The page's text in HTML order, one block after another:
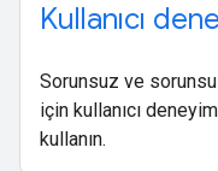
Kullanıcı
Sorunsuz ve
için kullanıcı
kullanın.